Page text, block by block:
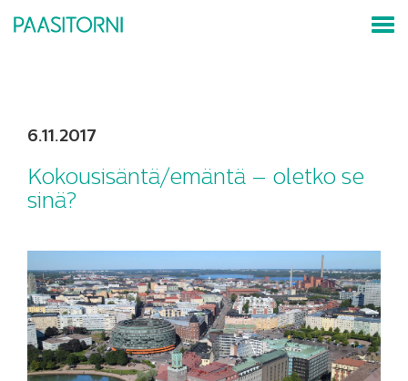
6.11.2017
Kokousisäntä/emäntä – oletko se
sinä?